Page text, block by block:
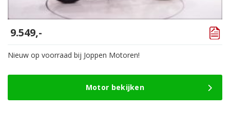
9.549,-
Nieuw op voorraad bij Joppen Motoren!
Motor bekijken